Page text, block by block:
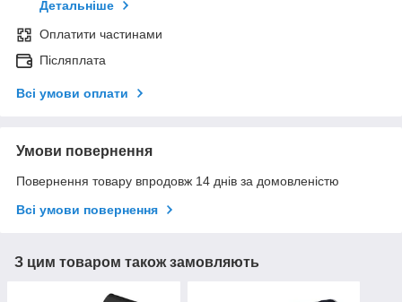
Детальніше
Оплатити частинами
Післяплата
Всі умови оплати
Умови повернення
Повернення товару впродовж 14 днів за домовленістю
Всі умови повернення
З цим товаром також замовляють